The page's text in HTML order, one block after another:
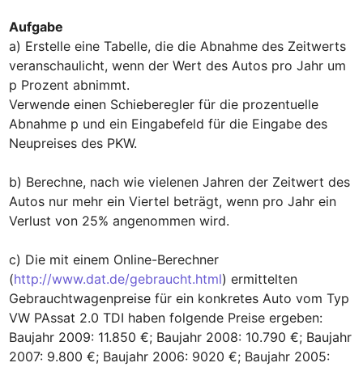
Aufgabe
a) Erstelle eine Tabelle, die die Abnahme des Zeitwerts
veranschaulicht, wenn der Wert des Autos pro Jahr um
p Prozent abnimmt.
Verwende einen Schieberegler für die prozentuelle
Abnahme p und ein Eingabefeld für die Eingabe des
Neupreises des PKW.
b) Berechne, nach wie vielenen Jahren der Zeitwert des
Autos nur mehr ein Viertel beträgt, wenn pro Jahr ein
Verlust von 25% angenommen wird.
c) Die mit einem Online-Berechner
(http://www.dat.de/gebraucht.html) ermittelten
Gebrauchtwagenpreise für ein konkretes Auto vom Typ
VW PAssat 2.0 TDI haben folgende Preise ergeben:
Baujahr 2009: 11.850 €; Baujahr 2008: 10.790 €; Baujahr
2007: 9.800 €; Baujahr 2006: 9020 €; Baujahr 2005: